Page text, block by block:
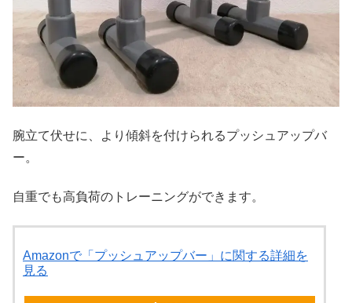
腕立て伏せに、より傾斜を付けられるプッシュアップバ
ー。
自重でも高負荷のトレーニングができます。
Amazonで「プッシュアップバー」に関する詳細を
見る